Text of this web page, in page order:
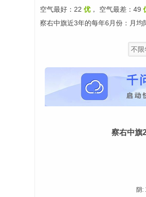
空气最好：22 优， 空气最差：49
察右中旗近3年的每年6月份：月均
察右中旗